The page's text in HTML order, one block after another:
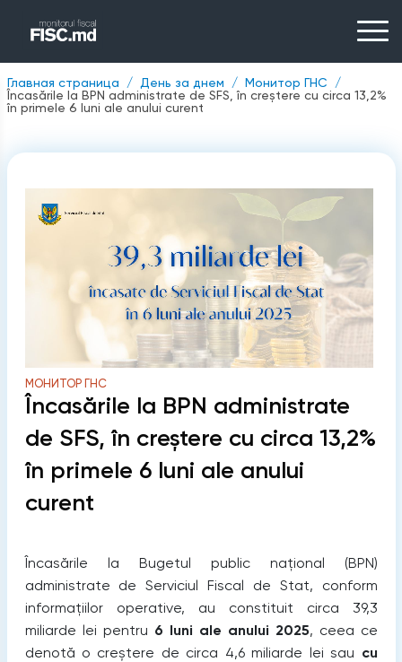
Главная страница День за днем
Монитор ГНС
Încasările la BPN administrate de SFS, în creștere cu circa 13,2%
în primele 6 luni ale anului curent
МОНИТОР ГНС
Încasările la BPN administrate
de SFS, în creștere cu circa 13,2%
în primele 6 luni ale anului
curent
Încasările la Bugetul public național (BPN)
administrate de Serviciul Fiscal de Stat, conform
informațiilor operative, au constituit circa 39,3
miliarde lei pentru 6 luni ale anului 2025, ceea ce
denotă o creștere de circa 4,6 miliarde lei sau cu